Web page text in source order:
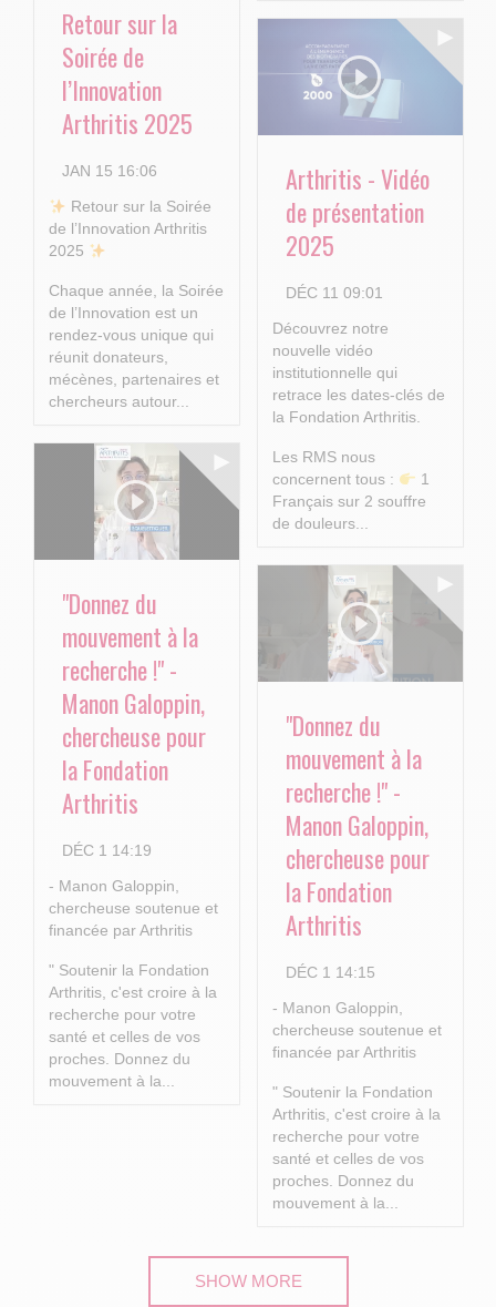
Retour sur la
Soirée de
l’Innovation
Arthritis 2025
JAN 15 16:06
​ Retour sur la Soirée
de l’Innovation Arthritis
2025
Chaque année, la Soirée
de l’Innovation est un
rendez-vous unique qui
réunit donateurs,
mécènes, partenaires et
chercheurs autour...
Arthritis - Vidéo
de présentation
2025
DÉC 11 09:01
Découvrez notre
nouvelle vidéo
institutionnelle qui
retrace les dates-clés de
la Fondation Arthritis.
Les RMS nous
concernent tous :
1
Français sur 2 souffre
de douleurs...
"Donnez du
mouvement à la
recherche !" -
Manon Galoppin,
chercheuse pour
la Fondation
Arthritis
DÉC 1 14:19
- Manon Galoppin,
chercheuse soutenue et
financée par Arthritis
" Soutenir la Fondation
Arthritis, c'est croire à la
recherche pour votre
santé et celles de vos
proches. Donnez du
mouvement à la...
"Donnez du
mouvement à la
recherche !" -
Manon Galoppin,
chercheuse pour
la Fondation
Arthritis
DÉC 1 14:15
- Manon Galoppin,
chercheuse soutenue et
financée par Arthritis
" Soutenir la Fondation
Arthritis, c'est croire à la
recherche pour votre
santé et celles de vos
proches. Donnez du
mouvement à la...
SHOW MORE